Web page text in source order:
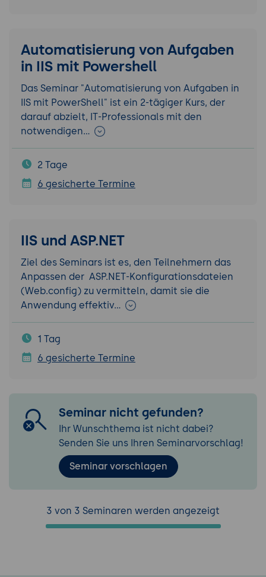
Automatisierung von Aufgaben
in IIS mit Powershell
Das Seminar "Automatisierung von Aufgaben in
IIS mit PowerShell" ist ein 2-tägiger Kurs, der
darauf abzielt, IT-Professionals mit den
notwendigen…
2 Tage
6 gesicherte Termine
IIS und ASP.NET
Ziel des Seminars ist es, den Teilnehmern das
Anpassen der ASP.NET-Konfigurationsdateien
(Web.config) zu vermitteln, damit sie die
Anwendung effektiv…
1 Tag
6 gesicherte Termine
Seminar nicht gefunden?
Ihr Wunschthema ist nicht dabei?
Senden Sie uns Ihren Seminarvorschlag!
Seminar vorschlagen
3 von 3 Seminaren werden angezeigt